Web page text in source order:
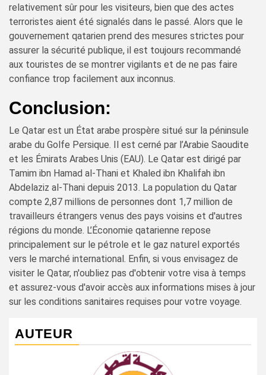
relativement sûr pour les visiteurs, bien que des actes
terroristes aient été signalés dans le passé. Alors que le
gouvernement qatarien prend des mesures strictes pour
assurer la sécurité publique, il est toujours recommandé
aux touristes de se montrer vigilants et de ne pas faire
confiance trop facilement aux inconnus.
Conclusion:
Le Qatar est un État arabe prospère situé sur la péninsule
arabe du Golfe Persique. Il est cerné par l’Arabie Saoudite
et les Émirats Arabes Unis (EAU). Le Qatar est dirigé par
Tamim ibn Hamad al-Thani et Khaled ibn Khalifah ibn
Abdelaziz al-Thani depuis 2013. La population du Qatar
compte 2,87 millions de personnes dont 1,7 million de
travailleurs étrangers venus des pays voisins et d'autres
régions du monde. L’Économie qatarienne repose
principalement sur le pétrole et le gaz naturel exportés
vers le marché international. Enfin, si vous envisagez de
visiter le Qatar, n'oubliez pas d'obtenir votre visa à temps
et assurez-vous d'avoir accès aux informations mises à jour
sur les conditions sanitaires requises pour votre voyage.
AUTEUR